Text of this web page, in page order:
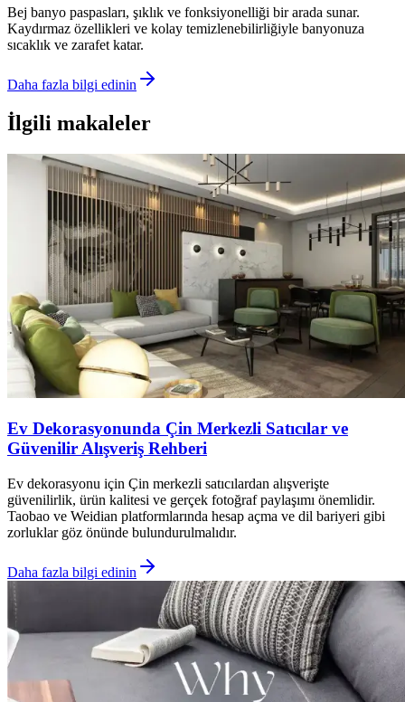
Bej banyo paspasları, şıklık ve fonksiyonelliği bir arada sunar.
Kaydırmaz özellikleri ve kolay temizlenebilirliğiyle banyonuza
sıcaklık ve zarafet katar.
Daha fazla bilgi edinin
İlgili makaleler
Ev Dekorasyonunda Çin Merkezli Satıcılar ve
Güvenilir Alışveriş Rehberi
Ev dekorasyonu için Çin merkezli satıcılardan alışverişte
güvenilirlik, ürün kalitesi ve gerçek fotoğraf paylaşımı önemlidir.
Taobao ve Weidian platformlarında hesap açma ve dil bariyeri gibi
zorluklar göz önünde bulundurulmalıdır.
Daha fazla bilgi edinin